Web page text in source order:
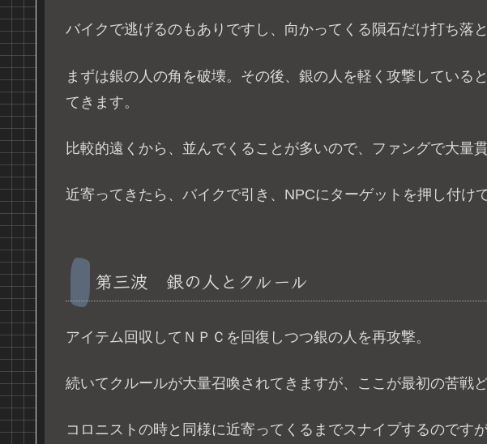
バイクで逃げるのもありですし、向かってくる隕石だけ打ち落
まずは銀の人の角を破壊。その後、銀の人を軽く攻撃している
てきます。
比較的遠くから、並んでくることが多いので、ファングで大量
近寄ってきたら、バイクで引き、NPCにターゲットを押し付け
第三波 銀の人とクルール
アイテム回収してＮＰＣを回復しつつ銀の人を再攻撃。
続いてクルールが大量召喚されてきますが、ここが最初の苦戦ど
コロニストの時と同様に近寄ってくるまでスナイプするのです